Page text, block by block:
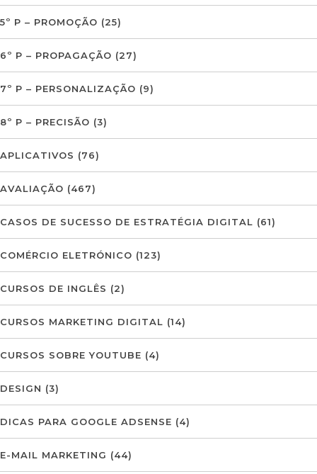
5º P – PROMOÇÃO (25)
6º P – PROPAGAÇÃO (27)
7º P – PERSONALIZAÇÃO (9)
8º P – PRECISÃO (3)
APLICATIVOS (76)
AVALIAÇÃO (467)
CASOS DE SUCESSO DE ESTRATÉGIA DIGITAL (61)
COMÉRCIO ELETRÓNICO (123)
CURSOS DE INGLÊS (2)
CURSOS MARKETING DIGITAL (14)
CURSOS SOBRE YOUTUBE (4)
DESIGN (3)
DICAS PARA GOOGLE ADSENSE (4)
E-MAIL MARKETING (44)